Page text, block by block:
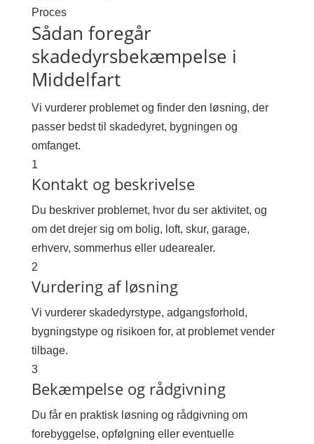
Proces
Sådan foregår
skadedyrsbekæmpelse i
Middelfart
Vi vurderer problemet og finder den løsning, der
passer bedst til skadedyret, bygningen og
omfanget.
1
Kontakt og beskrivelse
Du beskriver problemet, hvor du ser aktivitet, og
om det drejer sig om bolig, loft, skur, garage,
erhverv, sommerhus eller udearealer.
2
Vurdering af løsning
Vi vurderer skadedyrstype, adgangsforhold,
bygningstype og risikoen for, at problemet vender
tilbage.
3
Bekæmpelse og rådgivning
Du får en praktisk løsning og rådgivning om
forebyggelse, opfølgning eller eventuelle